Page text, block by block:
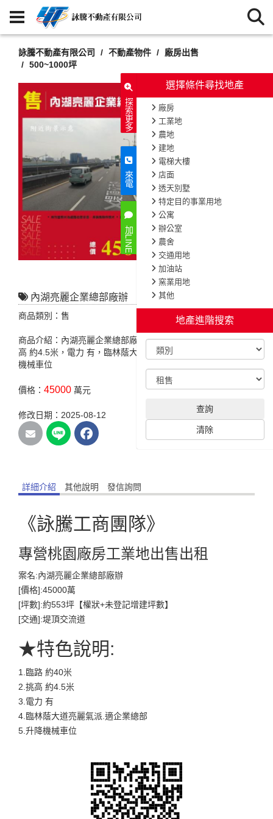
選擇條件尋找地產
工業地
電梯大樓
透天別墅
特定目的事業用地
辦公室
交通用地
加油站
窯業用地
地產進階搜索
探索更多
來電
加LINE
詠騰不動產有限公司 不動產物件
廠房出售
500~1000坪
內湖亮麗企業總部廠辦
商品類別：售
商品介紹：內湖亮麗企業總部廠辦，特色說明:臨路 約40米，挑
高 約4.5米，電力 有，臨林蔭大道亮麗氣派.適企業總部，升降
機械車位
價格： 45000 萬元
修改日期：2025-08-12
詳細介紹 其他說明 發信詢問
《詠騰工商團隊》
專營桃園廠房工業地出售出租
案名:內湖亮麗企業總部廠辦
[價格]:45000萬
[坪數]:約553坪【權狀+未登記增建坪數】
[交通]:堤頂交流道
★特色說明:
1.臨路 約40米
2.挑高 約4.5米
3.電力 有
4.臨林蔭大道亮麗氣派.適企業總部
5.升降機械車位